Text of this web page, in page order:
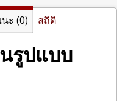
ะ (0) สถิติ
รูปแบบ